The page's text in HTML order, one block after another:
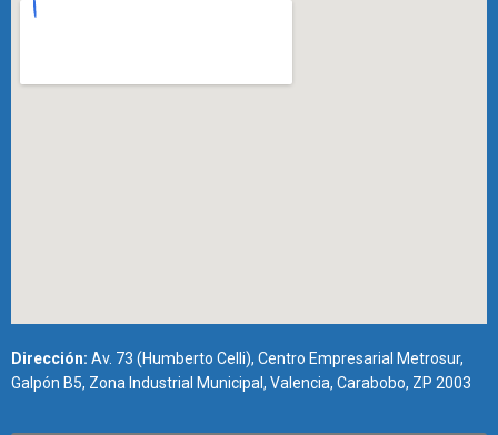
Dirección: Av. 73 (Humberto Celli), Centro Empresarial Metrosur,
Galpón B5, Zona Industrial Municipal, Valencia, Carabobo, ZP 2003